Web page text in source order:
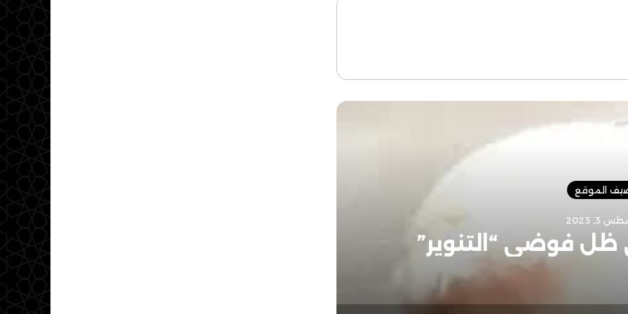
التالي
الموقع
3, 2023
فوضى “التنوير”
ضيف الموقع
الإمام أحمد الريسوني